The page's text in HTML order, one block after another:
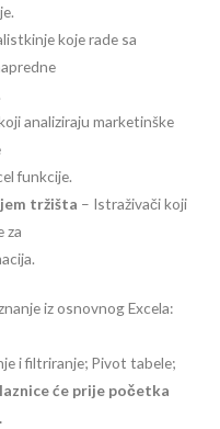
koje rade sa
analiziraju marketinške
funkcije.
tržišta – Istraživači koji
za
iz osnovnog Excela:
i filtriranje; Pivot tabele;
će prije početka